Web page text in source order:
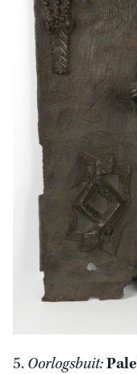
5.Oorlogsbuit: